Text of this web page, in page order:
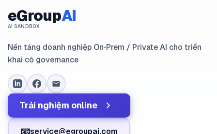
eGroupAI
AI SANDBOX
Nền tảng doanh nghiệp On‑Prem / Private AI cho triển
khai có governance
Trải nghiệm online
📧service@egroupai.com